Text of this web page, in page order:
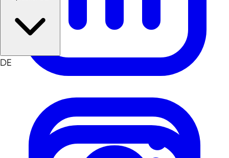
DE